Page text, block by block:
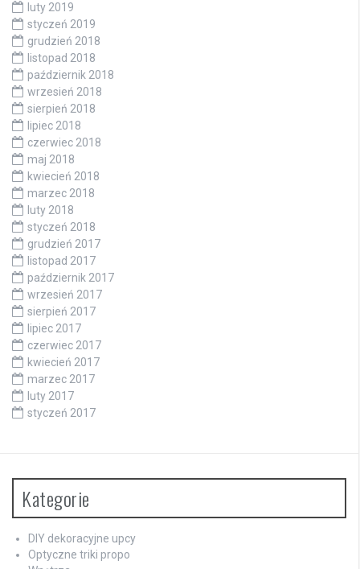
luty 2019
styczeń 2019
grudzień 2018
listopad 2018
październik 2018
wrzesień 2018
sierpień 2018
lipiec 2018
czerwiec 2018
maj 2018
kwiecień 2018
marzec 2018
luty 2018
styczeń 2018
grudzień 2017
listopad 2017
październik 2017
wrzesień 2017
sierpień 2017
lipiec 2017
czerwiec 2017
kwiecień 2017
marzec 2017
luty 2017
styczeń 2017
Kategorie
DIY dekoracyjne upcy
Optyczne triki propo